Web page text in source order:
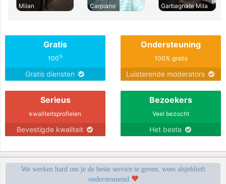
Milan
Carpiano
Garbagnate Mila
Gratis
100%
Gratis diensten
Ondersteuning
100% gratis
Luisterende moderators
Serieus
kwaliteitsprofielen
Bevestigde kwaliteit
Bezoekers
Veel bezocht
Het beste
We werken hard om je de beste service te geven, wees alsjeblieft
ondersteunend